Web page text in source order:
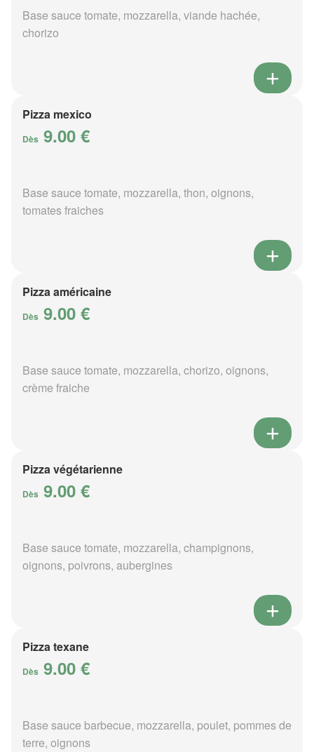
Base sauce tomate, mozzarella, viande hachée,
chorizo
Pizza mexico
Dès 9.00 €
Base sauce tomate, mozzarella, thon, oignons,
tomates fraiches
Pizza américaine
Dès 9.00 €
Base sauce tomate, mozzarella, chorizo, oignons,
crème fraiche
Pizza végétarienne
Dès 9.00 €
Base sauce tomate, mozzarella, champignons,
oignons, poivrons, aubergines
Pizza texane
Dès 9.00 €
Base sauce barbecue, mozzarella, poulet, pommes de
terre, oignons